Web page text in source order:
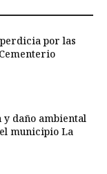
por las
y daño ambiental
municipio La